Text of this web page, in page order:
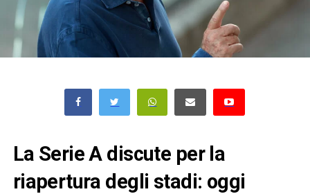
La Serie A discute per la
riapertura degli stadi: oggi